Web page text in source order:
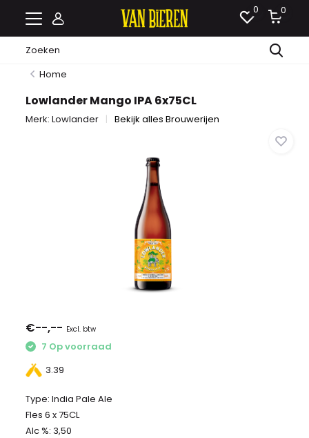
0 0
Home
Lowlander Mango IPA 6x75CL
Merk:Lowlander Bekijk alles Brouwerijen
€--,-- Excl. btw
7 Op voorraad
3.39
Type: India Pale Ale
Fles 6 x 75CL
Alc %: 3,50